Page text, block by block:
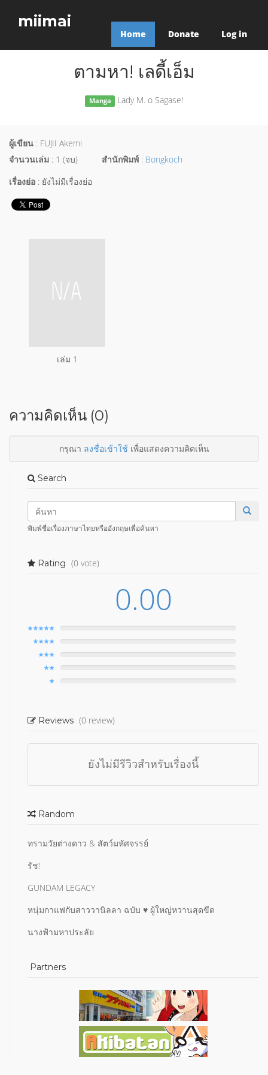
miimai
Home Donate Log in
ตามหา! เลดี้เอ็ม
Manga Lady M. o Sagase!
ผู้เขียน : FUJII Akemi
จำนวนเล่ม : 1 (จบ) สำนักพิมพ์ : Bongkoch
เรื่องย่อ : ยังไม่มีเรื่องย่อ
เล่ม 1
ความคิดเห็น (0)
กรุณา ลงชื่อเข้าใช้เพื่อแสดงความคิดเห็น
Search
พิมพ์ชื่อเรื่องภาษาไทยหรืออังกฤษเพื่อค้นหา
Rating (0 vote)
0.00
Reviews (0 review)
ยังไม่มีรีวิวสำหรับเรื่องนี้
Random
ทรามวัยต่างดาว & สัตว์มหัศจรรย์
รัช!
GUNDAM LEGACY
หนุ่มกาแฟกับสาววานิลลา ฉบับ ♥ ผู้ใหญ่หวานสุดขีด
นางฟ้ามหาประลัย
Partners